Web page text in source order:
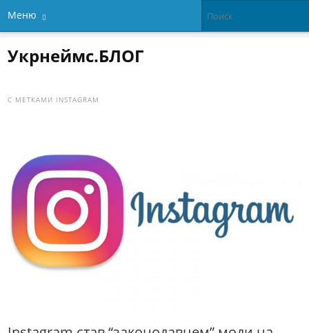
Меню
Укрнеймс.БЛОГ
С МЕТКАМИ INSTAGRAM